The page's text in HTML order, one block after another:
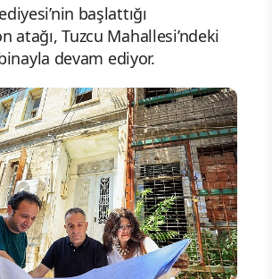
başlattığı
atağı, Tuzcu Mahallesi’ndeki
devam ediyor.